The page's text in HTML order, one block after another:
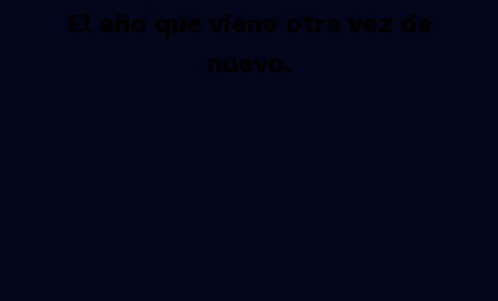
El año que viene otra vez de
nuevo.